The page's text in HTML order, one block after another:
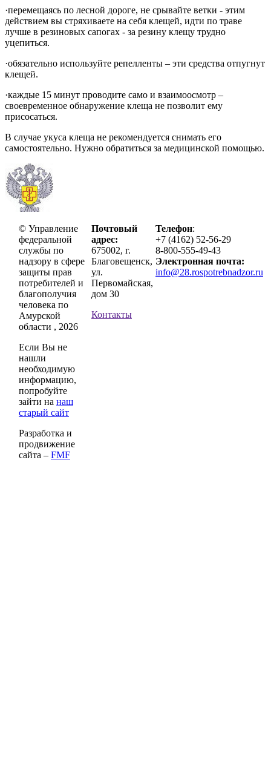
·перемещаясь по лесной дороге, не срывайте ветки - этим
действием вы стряхиваете на себя клещей, идти по траве
лучше в резиновых сапогах - за резину клещу трудно
уцепиться.
·обязательно используйте репелленты – эти средства отпугнут
клещей.
·каждые 15 минут проводите само и взаимоосмотр –
своевременное обнаружение клеща не позволит ему
присосаться.
В случае укуса клеща не рекомендуется снимать его
самостоятельно. Нужно обратиться за медицинской помощью.
© Управление
федеральной
службы по
надзору в сфере
защиты прав
потребителей и
благополучия
человека по
Амурской
области , 2026
Если Вы не
нашли
необходимую
информацию,
попробуйте
зайти на наш
старый сайт
Разработка и
продвижение
сайта – FMF
Почтовый
адрес:
675002, г.
Благовещенск,
ул.
Первомайская,
дом 30
Контакты
Телефон:
+7 (4162) 52-56-29
8-800-555-49-43
Электронная почта:
info@28.rospotrebnadzor.ru